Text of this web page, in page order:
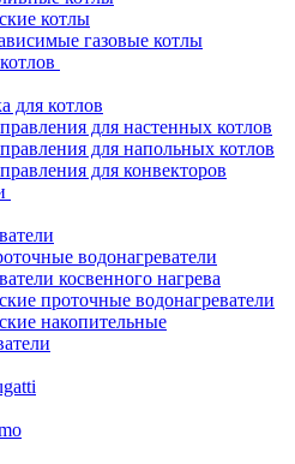
котлы
газовые котлы
для котлов
для настенных котлов
для напольных котлов
для конвекторов
водонагреватели
косвенного нагрева
проточные водонагреватели
накопительные